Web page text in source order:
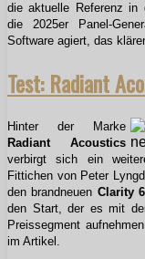
die aktuelle Referenz in
die 2025er Panel-
Software agiert, das
Test: Radiant
Hinter der Marke
Radiant Acoustics
verbirgt sich ein
Fittichen von Peter
den brandneuen Clarity
den Start, der es mit
Preissegment
im Artikel.